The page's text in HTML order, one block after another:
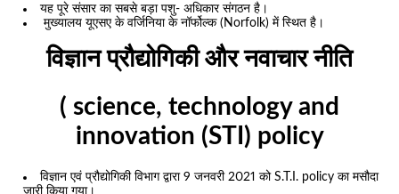
यह पूरे संसार का सबसे बड़ा पशु- अधिकार संगठन है।
मुख्यालय यूएसए के वर्जिनिया के नॉर्फोल्क (Norfolk) में स्थित है।
विज्ञान प्रौद्योगिकी और नवाचार नीति
( science, technology and
innovation (STI) policy
विज्ञान एवं प्रौद्योगिकी विभाग द्वारा 9 जनवरी 2021 को S.T.I. policy का मसौदा